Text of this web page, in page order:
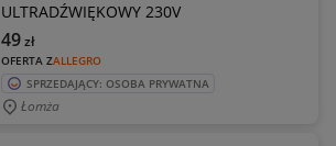
ULTRADŹWIĘKOWY 230V
OFERTA ZALLEGRO
49zł
SPRZEDAJĄCY: OSOBA PRYWATNA
Łomża